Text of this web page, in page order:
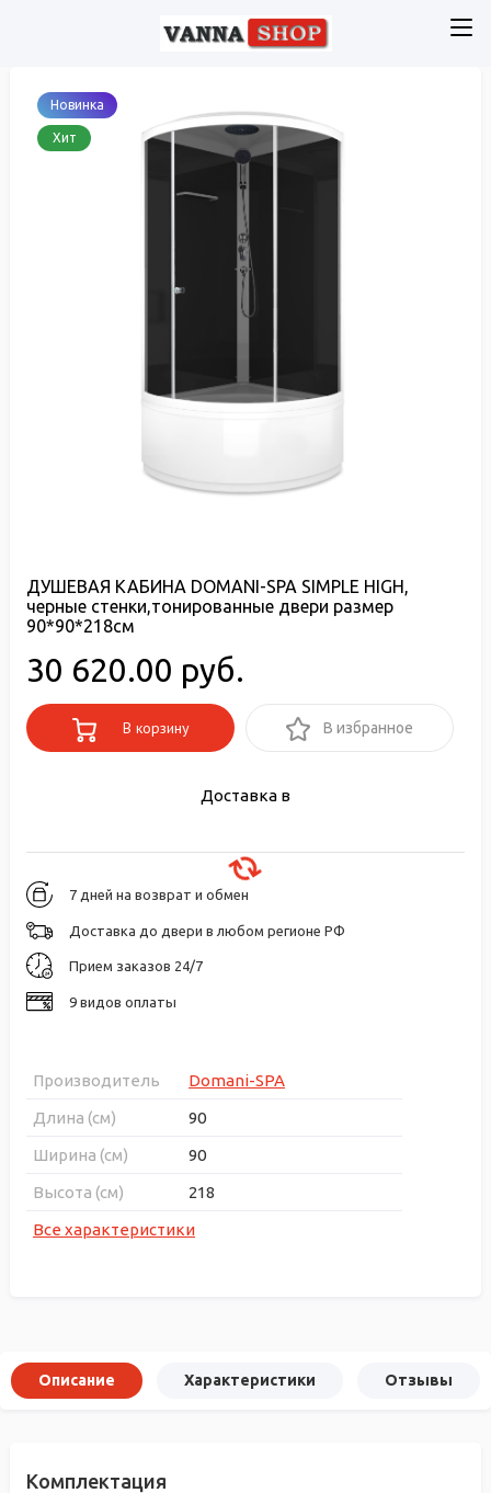
Новинка
Хит
ДУШЕВАЯ КАБИНА DOMANI-SPA SIMPLE HIGH,
черные стенки,тонированные двери размер
90*90*218см
30 620.00 руб.
В корзину В избранное
Доставка в
7 дней на возврат и обмен
Доставка до двери в любом регионе РФ
Прием заказов 24/7
9 видов оплаты
Производитель
Domani-SPA
Длина (см)
90
Ширина (см)
90
Высота (см)
218
Все характеристики
Описание Характеристики Отзывы
Комплектация